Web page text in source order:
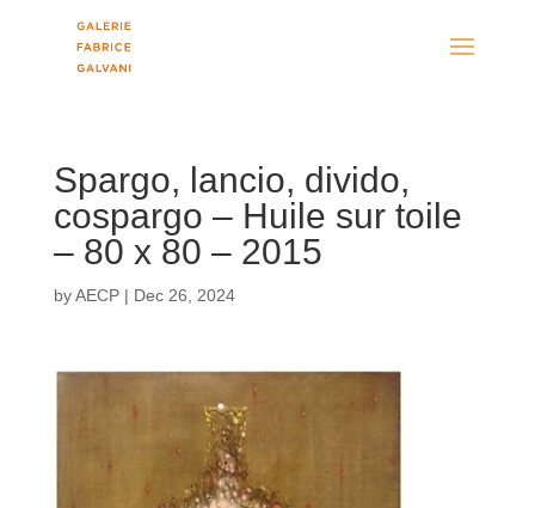
Spargo, lancio, divido,
cospargo – Huile sur toile
– 80 x 80 – 2015
byAECP| Dec 26, 2024